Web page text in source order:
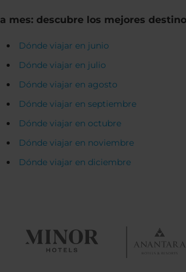
mes: descubre los mejores
Dónde viajar en junio
Dónde viajar en julio
Dónde viajar en agosto
Dónde viajar en septiembre
Dónde viajar en octubre
Dónde viajar en noviembre
Dónde viajar en diciembre